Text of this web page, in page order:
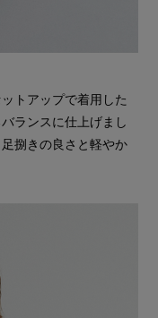
トアップで着用した
ランスに仕上げまし
捌きの良さと軽やか